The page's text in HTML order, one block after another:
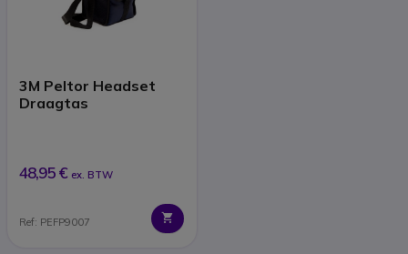
3M Peltor Headset
Draagtas
48,95 € ex. BTW
Ref: PEFP9007